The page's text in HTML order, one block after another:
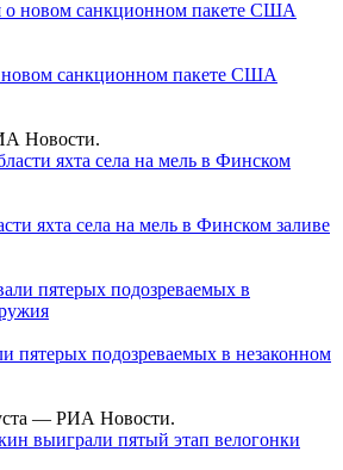
новом санкционном пакете США
Новости.
яхта села на мель в Финском заливе
пятерых подозреваемых в незаконном
— РИА Новости.